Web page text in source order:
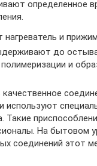
определенное
и
до
и
используют
Такие
На бытовом
соединений этот